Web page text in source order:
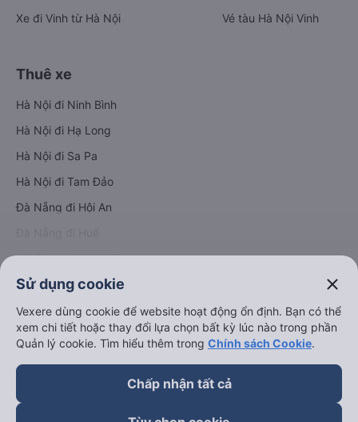
Xe đi Vinh từ Hà Nội
Vé tàu Hà Nội Vinh
Thuê xe
Hà Nội đi Ninh Bình
Hà Nội đi Hạ Long
Hà Nội đi Sa Pa
Hà Nội đi Tam Đảo
Đà Nẵng đi Hội An
Hải Phòng đi Hà Nội
keyboard_arrow_down
Về chúng tôi
Sử dụng cookie close
Vexere dùng cookie để website hoạt động ổn định. Bạn có thể
xem chi tiết hoặc thay đổi lựa chọn bất kỳ lúc nào trong phần
Quản lý cookie. Tìm hiểu thêm trong Chính sách Cookie.
Chấp nhận tất cả